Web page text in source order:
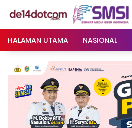
HALAMAN UTAMA
NASIONAL